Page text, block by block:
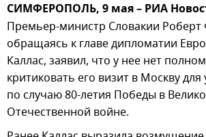
СИМФЕРОПОЛЬ, 9 мая – РИА
Премьер-министр Словакии Роберт
обращаясь к главе дипломатии
Каллас, заявил, что у нее нет
критиковать его визит в Москву
по случаю 80-летия Победы в
Отечественной войне.